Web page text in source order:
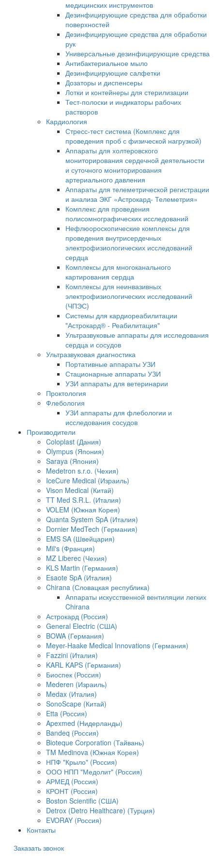
медицинских инструментов
Дезинфицирующие средства для обработки
поверхностей
Дезинфицирующие средства для обработки
рук
Универсальные дезинфицирующие средства
Антибактериальное мыло
Дезинфицирующие салфетки
Дозаторы и диспенсеры
Лотки и контейнеры для стерилизации
Тест-полоски и индикаторы рабочих
растворов
Кардиология
Стресс-тест система (Комплекс для
проведения проб с физической нагрузкой)
Аппараты для холтеровского
мониторирования сердечной деятельности
и суточного мониторирования
артериального давления
Аппараты для телеметрической регистрации
и анализа ЭКГ «Астрокард- Телеметрия»
Комплекс для проведения
полисомнографических исследований
Нефлюороскопические комплексы для
проведения внутрисердечных
электрофизиологических исследований
сердца
Комплексы для многоканального
картирования сердца
Комплексы для неинвазивных
электрофизиологических исследований
(ЧПЭС)
Системы для кардиореабилитации
"Астрокард® - Реабилитация"
Ультразвуковые аппараты для исследования
сердца и сосудов
Ультразвуковая диагностика
Портативные аппараты УЗИ
Стационарные аппараты УЗИ
УЗИ аппараты для ветеринарии
Проктология
Флебология
УЗИ аппараты для флебологии и
исследования сосудов
Производители
Coloplast (Дания)
Olympus (Япония)
Saraya (Япония)
Medetron s.r.o. (Чехия)
IceCure Medical (Израиль)
Vison Medical (Китай)
TT Med S.R.L. (Италия)
VOLEM (Южная Корея)
Quanta System SpA (Италия)
Dornier MedTech (Германия)
EMS SA (Швейцария)
Mil's (Франция)
MZ Liberec (Чехия)
KLS Martin (Германия)
Esaote SpA (Италия)
Chirana (Словацкая республика)
Аппараты искусственной вентиляции легких
Chirana
Астрокард (Россия)
General Electric (США)
BOWA (Германия)
Meyer-Haake Medical Innovations (Германия)
Fazzini (Италия)
KARL KAPS (Германия)
Биоспек (Россия)
Mederen (Израиль)
Medax (Италия)
SonoScape (Китай)
Etta (Россия)
Apexmed (Нидерланды)
Bandeq (Россия)
Bioteque Corporation (Тайвань)
TM Medinova (Южная Корея)
НПФ "Крыло" (Россия)
ООО НПП "Медолит" (Россия)
АРМЕД (Россия)
КРОНТ (Россия)
Boston Scientific (США)
Detrox (Detro Healthcare) (Турция)
EVORAY (Россия)
Контакты
Заказать звонок